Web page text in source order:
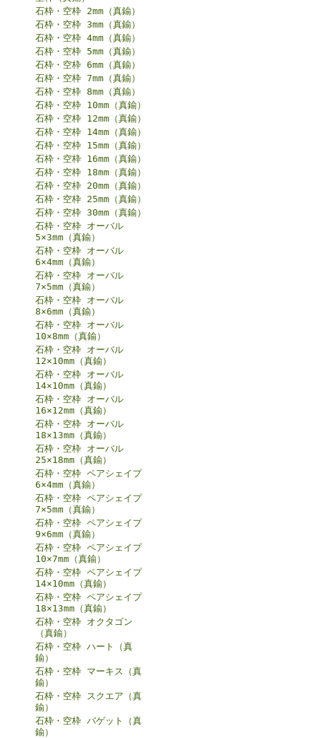
石枠・空枠 2mm（真鍮）
石枠・空枠 3mm（真鍮）
石枠・空枠 4mm（真鍮）
石枠・空枠 5mm（真鍮）
石枠・空枠 6mm（真鍮）
石枠・空枠 7mm（真鍮）
石枠・空枠 8mm（真鍮）
石枠・空枠 10mm（真鍮）
石枠・空枠 12mm（真鍮）
石枠・空枠 14mm（真鍮）
石枠・空枠 15mm（真鍮）
石枠・空枠 16mm（真鍮）
石枠・空枠 18mm（真鍮）
石枠・空枠 20mm（真鍮）
石枠・空枠 25mm（真鍮）
石枠・空枠 30mm（真鍮）
石枠・空枠 オーバル
5×3mm（真鍮）
石枠・空枠 オーバル
6×4mm（真鍮）
石枠・空枠 オーバル
7×5mm（真鍮）
石枠・空枠 オーバル
8×6mm（真鍮）
石枠・空枠 オーバル
10×8mm（真鍮）
石枠・空枠 オーバル
12×10mm（真鍮）
石枠・空枠 オーバル
14×10mm（真鍮）
石枠・空枠 オーバル
16×12mm（真鍮）
石枠・空枠 オーバル
18×13mm（真鍮）
石枠・空枠 オーバル
25×18mm（真鍮）
石枠・空枠 ペアシェイプ
6×4mm（真鍮）
石枠・空枠 ペアシェイプ
7×5mm（真鍮）
石枠・空枠 ペアシェイプ
9×6mm（真鍮）
石枠・空枠 ペアシェイプ
10×7mm（真鍮）
石枠・空枠 ペアシェイプ
14×10mm（真鍮）
石枠・空枠 ペアシェイプ
18×13mm（真鍮）
石枠・空枠 オクタゴン
（真鍮）
石枠・空枠 ハート（真
鍮）
石枠・空枠 マーキス（真
鍮）
石枠・空枠 スクエア（真
鍮）
石枠・空枠 バゲット（真
鍮）